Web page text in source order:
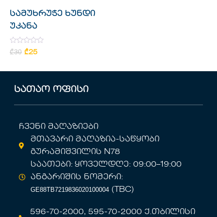
სამუხრუჭე ხუნდი
უკანა
Rated
0
₾30 ₾25
სათაო ოფისი
ჩვენი მაღაზიები
მთავარი მაღაზია-საწყობი
გურამიშვილის N78
საათები: ყოველდღე: 09:00–19:00
ანგარიშის ნომერი:
GE88TB7219836020100004(TBC)
596-70-2000, 595-70-2000 ქ.თბილისი